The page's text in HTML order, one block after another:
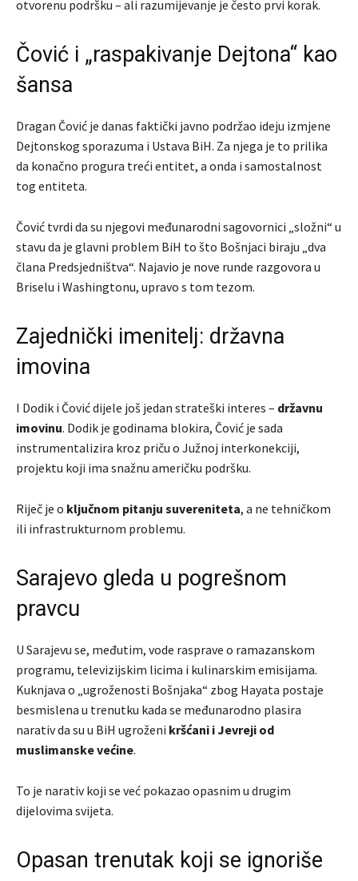
otvorenu podršku – ali razumijevanje je često prvi korak.
Čović i „raspakivanje Dejtona“ kao
šansa
Dragan Čović je danas faktički javno podržao ideju izmjene
Dejtonskog sporazuma i Ustava BiH. Za njega je to prilika
da konačno progura treći entitet, a onda i samostalnost
tog entiteta.
Čović tvrdi da su njegovi međunarodni sagovornici „složni“ u
stavu da je glavni problem BiH to što Bošnjaci biraju „dva
člana Predsjedništva“. Najavio je nove runde razgovora u
Briselu i Washingtonu, upravo s tom tezom.
Zajednički imenitelj: državna
imovina
I Dodik i Čović dijele još jedan strateški interes – državnu
imovinu. Dodik je godinama blokira, Čović je sada
instrumentalizira kroz priču o Južnoj interkonekciji,
projektu koji ima snažnu američku podršku.
Riječ je o ključnom pitanju suvereniteta, a ne tehničkom
ili infrastrukturnom problemu.
Sarajevo gleda u pogrešnom
pravcu
U Sarajevu se, međutim, vode rasprave o ramazanskom
programu, televizijskim licima i kulinarskim emisijama.
Kuknjava o „ugroženosti Bošnjaka“ zbog Hayata postaje
besmislena u trenutku kada se međunarodno plasira
narativ da su u BiH ugroženi kršćani i Jevreji od
muslimanske većine.
To je narativ koji se već pokazao opasnim u drugim
dijelovima svijeta.
Opasan trenutak koji se ignoriše